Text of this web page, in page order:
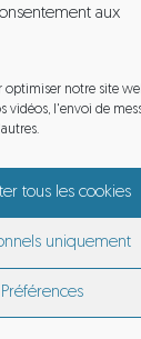
aux
notre site
vidéos, l'envoi de
tous les cookies
uniquement
Préférences
Saint-
01
légales ©